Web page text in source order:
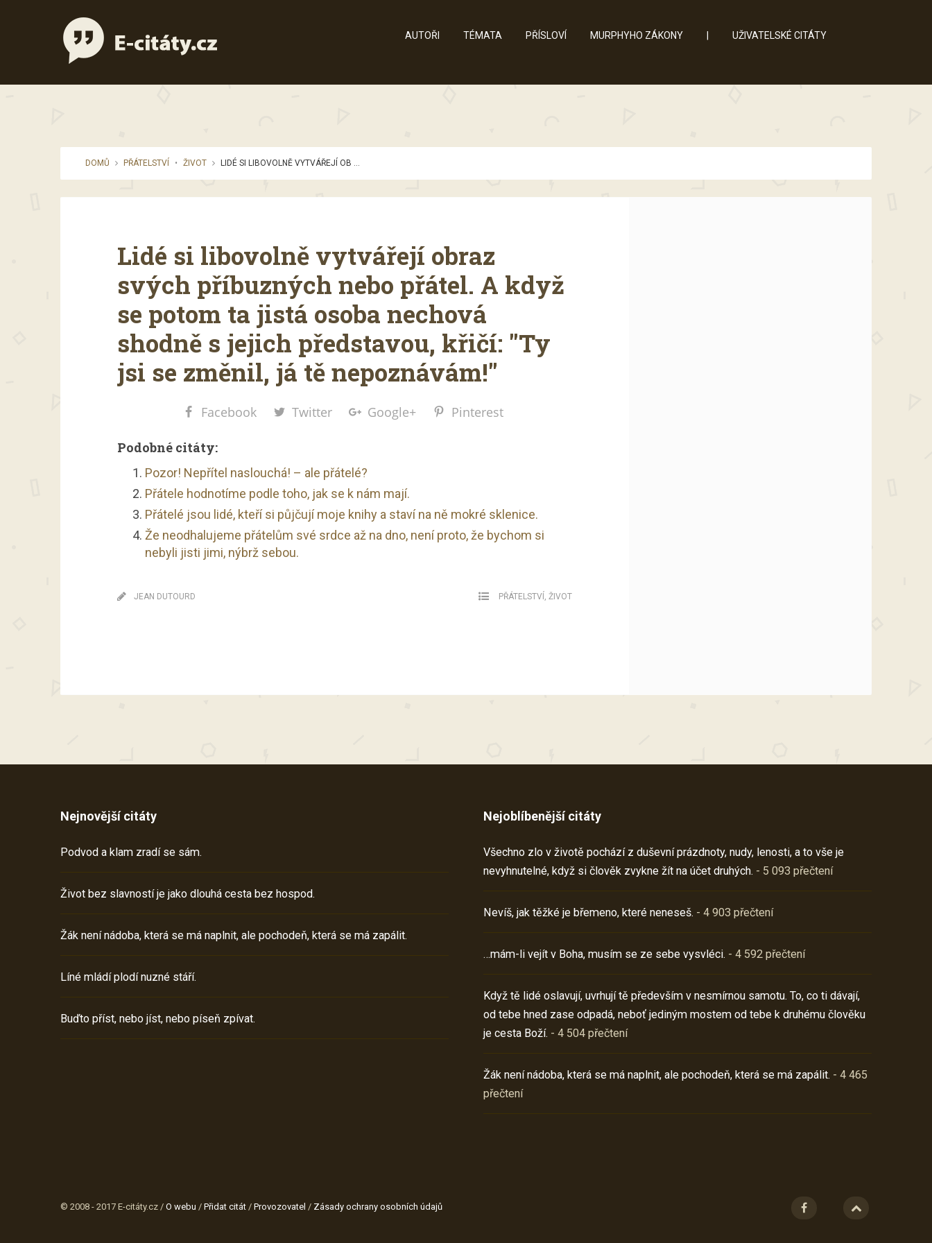
AUTOŘI TÉMATA PŘÍSLOVÍ MURPHYHO ZÁKONY UŽIVATELSKÉ CITÁTY
DOMŮ PŘÁTELSTVÍ • ŽIVOT LIDÉ SI LIBOVOLNĚ VYTVÁŘEJÍ OB ...
Lidé si libovolně vytvářejí obraz
svých příbuzných nebo přátel. A když
se potom ta jistá osoba nechová
shodně s jejich představou, křičí: "Ty
jsi se změnil, já tě nepoznávám!"
Facebook Twitter Google+ Pinterest
Podobné citáty:
Pozor! Nepřítel naslouchá! – ale přátelé?
Přátele hodnotíme podle toho, jak se k nám mají.
Přátelé jsou lidé, kteří si půjčují moje knihy a staví na ně mokré sklenice.
Že neodhalujeme přátelům své srdce až na dno, není proto, že bychom si
nebyli jisti jimi, nýbrž sebou.
JEAN DUTOURD PŘÁTELSTVÍ , ŽIVOT
Nejnovější citáty
Podvod a klam zradí se sám.
Život bez slavností je jako dlouhá cesta bez hospod.
Žák není nádoba, která se má naplnit, ale pochodeň, která se má zapálit.
Líné mládí plodí nuzné stáří.
Buďto příst, nebo jíst, nebo píseň zpívat.
Nejoblíbenější citáty
Všechno zlo v životě pochází z duševní prázdnoty, nudy, lenosti, a to vše je
nevyhnutelné, když si člověk zvykne žít na účet druhých. - 5 093 přečtení
Nevíš, jak těžké je břemeno, které neneseš. - 4 903 přečtení
…mám-li vejít v Boha, musím se ze sebe vysvléci. - 4 592 přečtení
Když tě lidé oslavují, uvrhují tě především v nesmírnou samotu. To, co ti dávají,
od tebe hned zase odpadá, neboť jediným mostem od tebe k druhému člověku
je cesta Boží. - 4 504 přečtení
Žák není nádoba, která se má naplnit, ale pochodeň, která se má zapálit. - 4 465
přečtení
© 2008 - 2017 E-citáty.cz / O webu / Přidat citát / Provozovatel / Zásady ochrany osobních údajů